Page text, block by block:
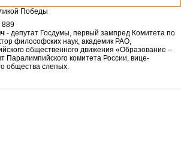
Победы
889
- депутат Госдумы, первый зампред Комитета по
философских наук, академик РАО,
общественного движения «Образование –
Паралимпийского комитета России, вице-
общества слепых.